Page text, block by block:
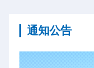
通知公告